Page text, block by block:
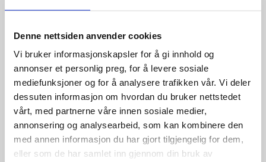
Denne nettsiden anvender cookies
Vi bruker informasjonskapsler for å gi innhold og
annonser et personlig preg, for å levere sosiale
mediefunksjoner og for å analysere trafikken vår. Vi deler
dessuten informasjon om hvordan du bruker nettstedet
vårt, med partnerne våre innen sosiale medier,
annonsering og analysearbeid, som kan kombinere den
med annen informasjon du har gjort tilgjengelig for dem,
eller som de har samlet inn gjennom din bruk av